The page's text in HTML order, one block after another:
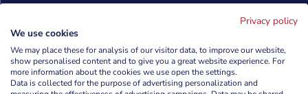
 info@cyberforces.com
 +48 505 372 810
Privacy policy
We use cookies
We may place these for analysis of our visitor data, to improve our website,
show personalised content and to give you a great website experience. For
more information about the cookies we use open the settings.
Data is collected for the purpose of advertising personalization and